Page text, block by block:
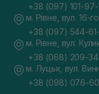
+38 (097) 101-97-
м. Рівне, вул. 16-
+38 (097) 544-
м. Рівне, вул.
+38 (068) 209-
м. Луцьк, вул.
+38 (098) 076-